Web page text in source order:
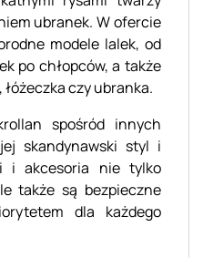
ubranek. W ofercie
modele lalek, od
po chłopców, a także
czy ubranka.
spośród innych
skandynawski styl i
i akcesoria nie tylko
także są bezpieczne
dla każdego